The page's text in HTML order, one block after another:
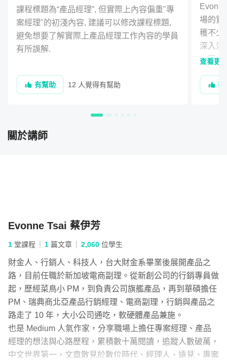
版了書籍：《打造 360 度行銷產品力：產品經理帶你直搗
商業競爭核心》。
這些職能，不僅僅只適用於產品經理，也會是讓你的職涯一
課程標題為“產品經理”, 但實際上內容偏重"專
案經理"的初淺內容, 建議可以修改課程標題,
避免想要了解實際上產品經理工作內容的學員
有所誤解.
有幫助 12 人覺得有幫助
場的實
穫不少
深入淺
一窺究
頂。(
查看更
有
關於講師
Evonne Tsai 蔡伊芳
1 堂課程 1 篇文章 2,060 位學生
財金人、行銷人、科技人，台大財金系畢業後展開產品之
路，目前任職於新加坡電商副理。從新創公司的行銷專員做
起，歷經菜鳥小 PM，到負責公司旗艦產品，再到華碩擔任
PM、瑞典商北亞產品行銷經理、電商副理，行銷與產品之
路走了 10 年，大小公司通吃，軟硬體產品兼施。
也是 Medium 人氣作家，分享職場上擔任專案經理、產品
經理的想法與心路歷程，累積數十萬閱讀，追蹤人數破萬，
中文世界第一，文章散見於數位時代、經理人、遠見、專案